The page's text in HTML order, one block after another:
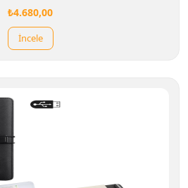
₺4.680,00
İncele